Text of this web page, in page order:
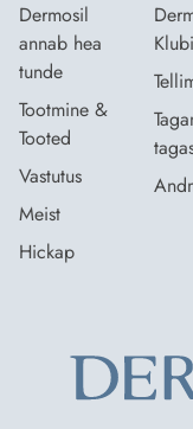
Dermosil
annab hea
tunde
Tootmine &
Tooted
Vastutus
Meist
Hickap
Klubi